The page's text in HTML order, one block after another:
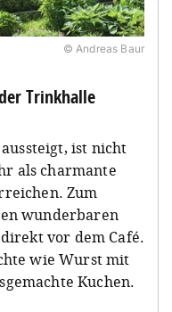
© Andreas Baur
Trinkhalle
ist nicht
als charmante
Zum
wunderbaren
vor dem Café.
wie Wurst mit
Kuchen.